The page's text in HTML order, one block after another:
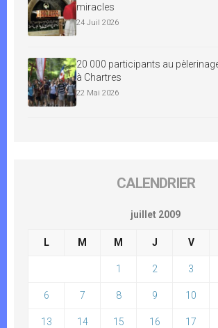
miracles
24 Juil 2026
20 000 participants au
à Chartres
22 Mai 2026
CALENDRIER
juillet 2009
L M M J V
1 2 3
6 7 8 9 10
13 14 15 16 17